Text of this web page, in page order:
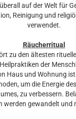
überall auf der Welt für
Reinigung und
verwendet.
Räucherritual
zu den ältesten
Heilpraktiken der
Haus und Wohnung
um die Energie
zu verbessern.
werden gewandelt und